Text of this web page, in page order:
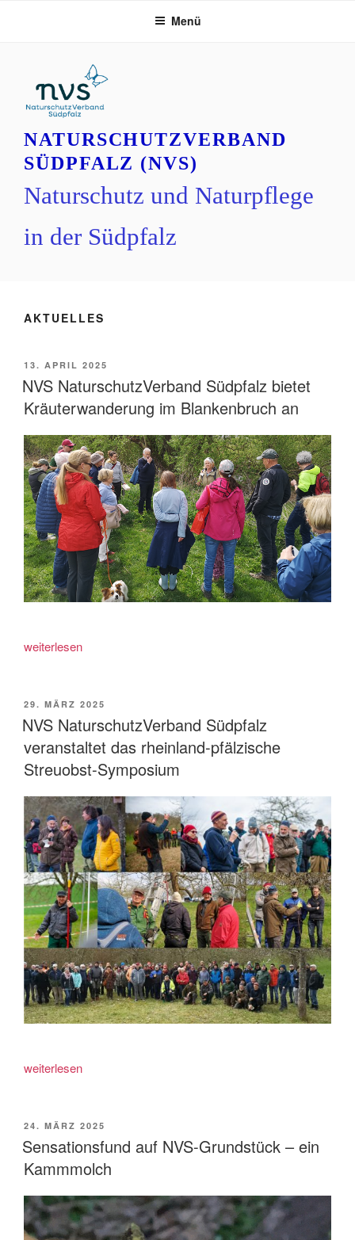
NATURSCHUTZVERBAND
SÜDPFALZ (NVS)
Naturschutz und Naturpflege
in der Südpfalz
Menü
AKTUELLES
VERÖFFENTLICHT
AM
13. APRIL 2025
NVS NaturschutzVerband Südpfalz bietet
Kräuterwanderung im Blankenbruch an
„NVS
bietet
Kräuterwanderung
an“
weiterlesen
VERÖFFENTLICHT
AM
29. MÄRZ 2025
NVS NaturschutzVerband Südpfalz
veranstaltet das rheinland-pfälzische
Streuobst-Symposium
„NVS
veranstaltet
das
rheinland-
Streuobst-
Symposium“
weiterlesen
VERÖFFENTLICHT
AM
24. MÄRZ 2025
Sensationsfund auf NVS-Grundstück – ein
Kammmolch